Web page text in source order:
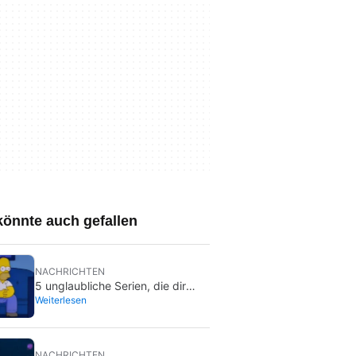
auch gefallen
NACHRICHTEN
5 unglaubliche Serien, die dir
vielleicht entgangen sind und die
Weiterlesen